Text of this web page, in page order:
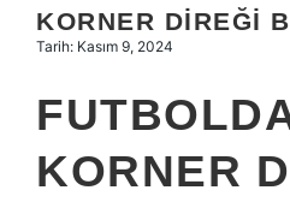
Hakkımızda
KORNER DIREĞI
Tarih: Kasım 9, 2024
KORNER